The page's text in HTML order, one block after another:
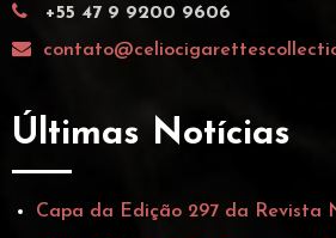
+55 47 9 9200 9606
Últimas Notícias
Capa da Edição 297 da Revista